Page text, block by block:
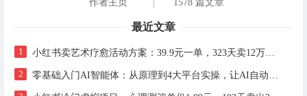
作者主页 1578 篇文章
最近文章
1 小红书卖艺术疗愈活动方案：39.9元一单，323天卖12万+的完整实操拆解
2 零基础入门AI智能体：从原理到4大平台实操，让AI自动干活